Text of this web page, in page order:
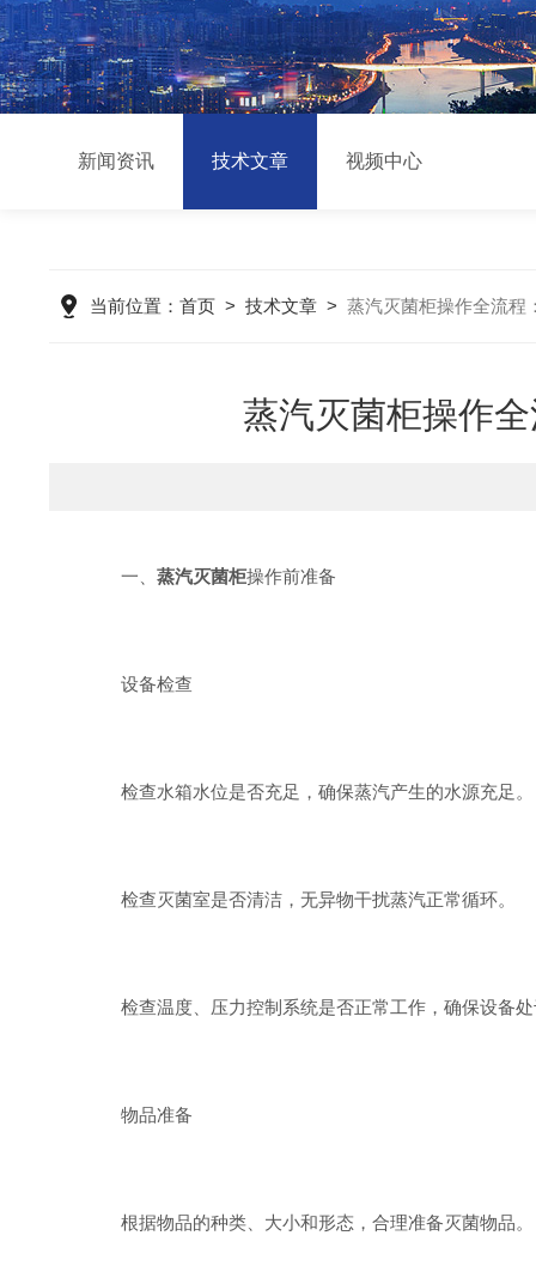
新闻资讯 技术文章 视频中心
当前位置： 首页> 技术文章> 蒸汽灭菌柜操作全流程
蒸汽灭菌柜操作
一、 蒸汽灭菌柜操作前准备
设备检查
检查水箱水位是否充足，确保蒸汽产生的水源充足。
检查灭菌室是否清洁，无异物干扰蒸汽正常循环。
检查温度、压力控制系统是否正常工作，确保设备处
物品准备
根据物品的种类、大小和形态，合理准备灭菌物品。